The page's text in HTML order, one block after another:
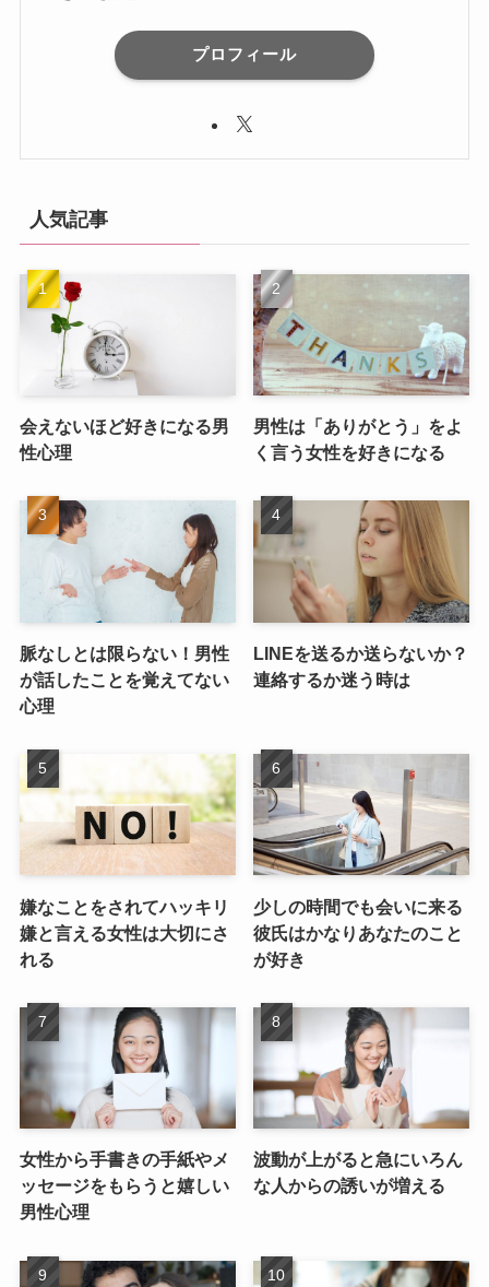
プロフィール
人気記事
会えないほど好きになる男
性心理
男性は「ありがとう」をよ
く言う女性を好きになる
脈なしとは限らない！男性
が話したことを覚えてない
心理
LINEを送るか送らないか？
連絡するか迷う時は
嫌なことをされてハッキリ
嫌と言える女性は大切にさ
れる
少しの時間でも会いに来る
彼氏はかなりあなたのこと
が好き
女性から手書きの手紙やメ
ッセージをもらうと嬉しい
男性心理
波動が上がると急にいろん
な人からの誘いが増える